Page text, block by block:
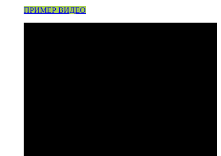
ПРИМЕР ВИДЕО